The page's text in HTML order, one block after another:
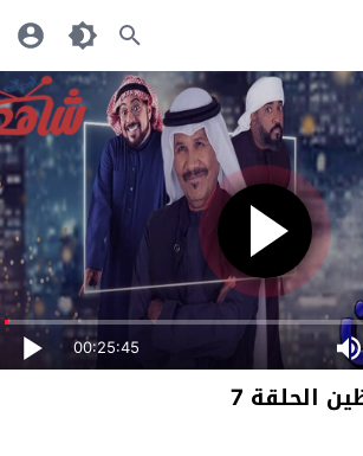
00:25:45
الحلقة 7